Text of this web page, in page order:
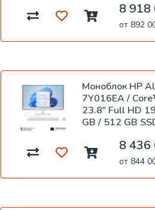
8 918
от 892
Моноблок HP
7Y016EA /
23.8" Full HD
GB / 512 GB
8 436
от 844